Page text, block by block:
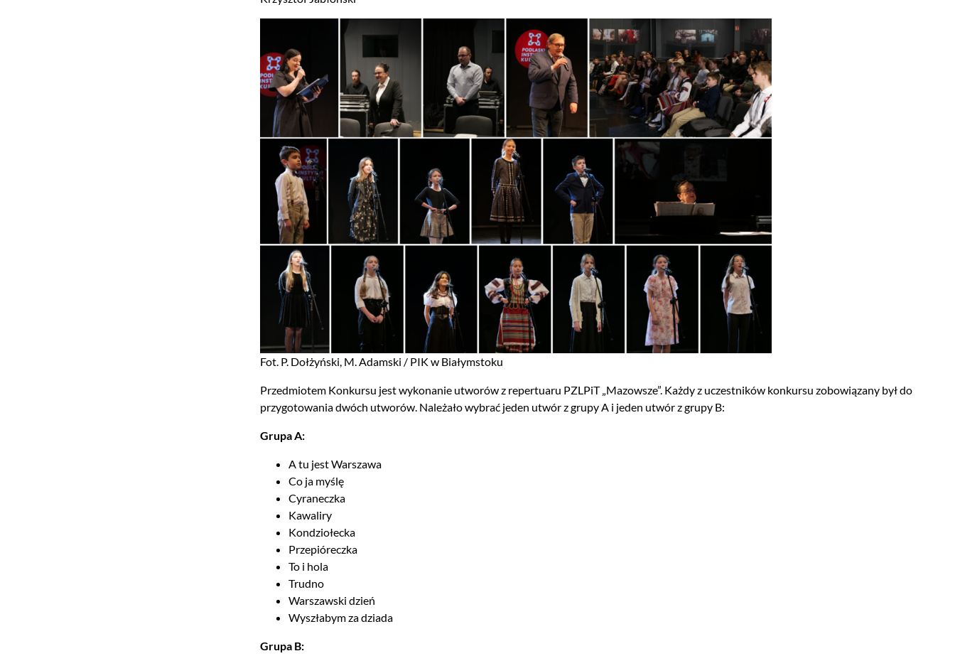
Fot. P. Dołżyński, M. Adamski / PIK w Białymstoku
Przedmiotem Konkursu jest wykonanie utworów z repertuaru PZLPiT „Mazowsze”. Każdy z uczestników konkursu zobowiązany był do
przygotowania dwóch utworów. Należało wybrać jeden utwór z grupy A i jeden utwór z grupy B:
Grupa A:
A tu jest Warszawa
Co ja myślę
Cyraneczka
Kawaliry
Kondziołecka
Przepióreczka
To i hola
Trudno
Warszawski dzień
Wyszłabym za dziada
Grupa B: